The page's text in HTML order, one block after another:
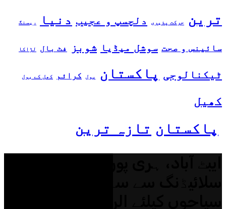
ترین
حرکت پذیری دلچسپ و عجیب دنیا ریسنگ
سائینس و صحت سوشل میڈیا شوبز فٹ بال لڑاکا
ٹیکنالوجی پاکستان پول کرائم کھل کے بول
کھیل
پاکستان تازہ ترین